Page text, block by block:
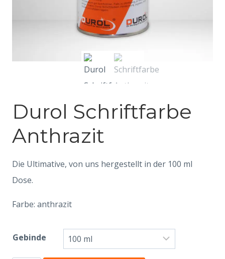
Durol Schriftfarbe
Anthrazit
Die Ultimative, von uns hergestellt in der 100 ml
Dose.
Farbe: anthrazit
Gebinde